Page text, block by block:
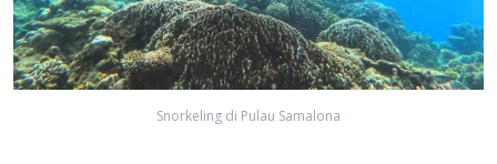
Snorkeling di Pulau Samalona